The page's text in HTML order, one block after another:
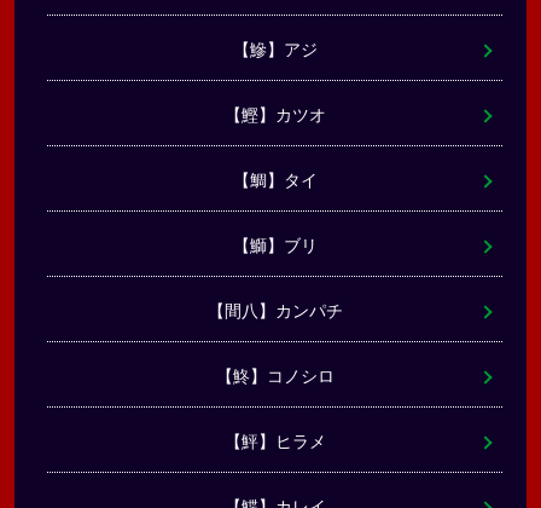
【鰺】アジ
【鰹】カツオ
【鯛】タイ
【鰤】ブリ
【間八】カンパチ
【鮗】コノシロ
【鮃】ヒラメ